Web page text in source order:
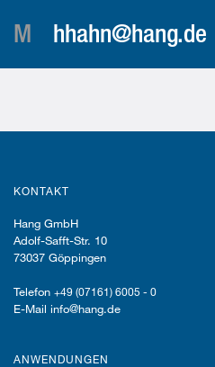
M
hhahn@hang.de
KONTAKT
Hang GmbH
Adolf-Safft-Str. 10
73037 Göppingen
Telefon +49 (07161) 6005 - 0
E-Mail info@hang.de
ANWENDUNGEN